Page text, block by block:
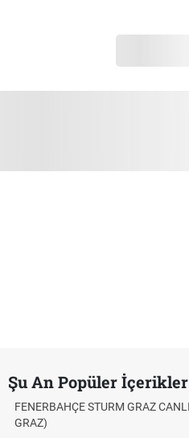
Şu An Popüler İçerikler
CANLI İZLE ŞİFRESİZ (FB STURM